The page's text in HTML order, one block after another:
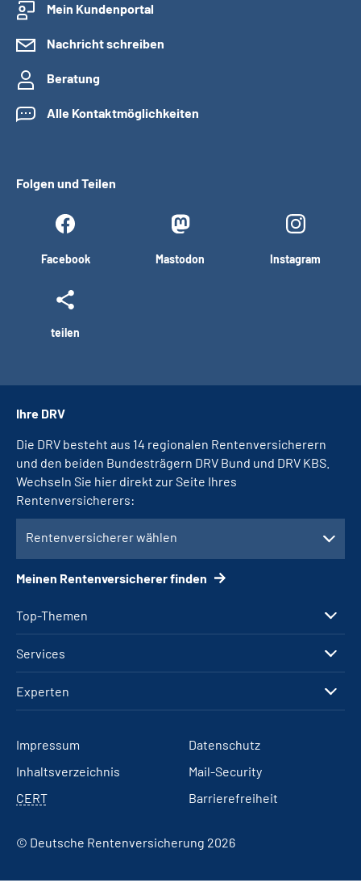
Mein Kundenportal
Nachricht schreiben
Beratung
Alle Kontaktmöglichkeiten
Folgen und Teilen
Facebook Mastodon Instagram
teilen
Top-Themen
Services
Experten
Ihre DRV
Die DRV besteht aus 14 regionalen Rentenversicherern
und den beiden Bundesträgern DRV Bund und DRV KBS.
Wechseln Sie hier direkt zur Seite Ihres
Rentenversicherers:
Rentenversicherer wählen
Meinen Rentenversicherer finden
Impressum
Datenschutz
Inhaltsverzeichnis
Mail-Security
CERT
Barrierefreiheit
© Deutsche Rentenversicherung 2026